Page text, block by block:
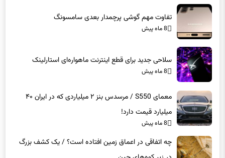
تفاوت مهم گوشی پرچمدار بعدی سامسونگ
8 ماه پیش
سلاحی جدید برای قطع اینترنت ماهواره‌ای استارلینک
8 ماه پیش
معمای S550 / مرسدس بنز ۲ میلیاردی که در ایران ۴۰
میلیارد قیمت دارد!
8 ماه پیش
چه اتفاقی در اعماق زمین افتاده است؟ / یک کشف بزرگ